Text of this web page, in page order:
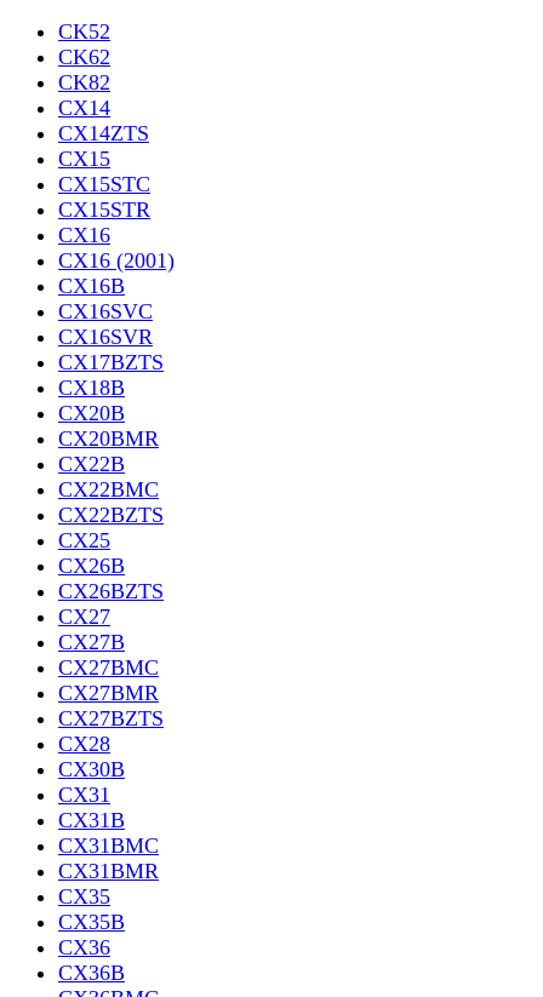
CK52
CK62
CK82
CX14
CX14ZTS
CX15
CX15STC
CX15STR
CX16
CX16 (2001)
CX16B
CX16SVC
CX16SVR
CX17BZTS
CX18B
CX20B
CX20BMR
CX22B
CX22BMC
CX22BZTS
CX25
CX26B
CX26BZTS
CX27
CX27B
CX27BMC
CX27BMR
CX27BZTS
CX28
CX30B
CX31
CX31B
CX31BMC
CX31BMR
CX35
CX35B
CX36
CX36B